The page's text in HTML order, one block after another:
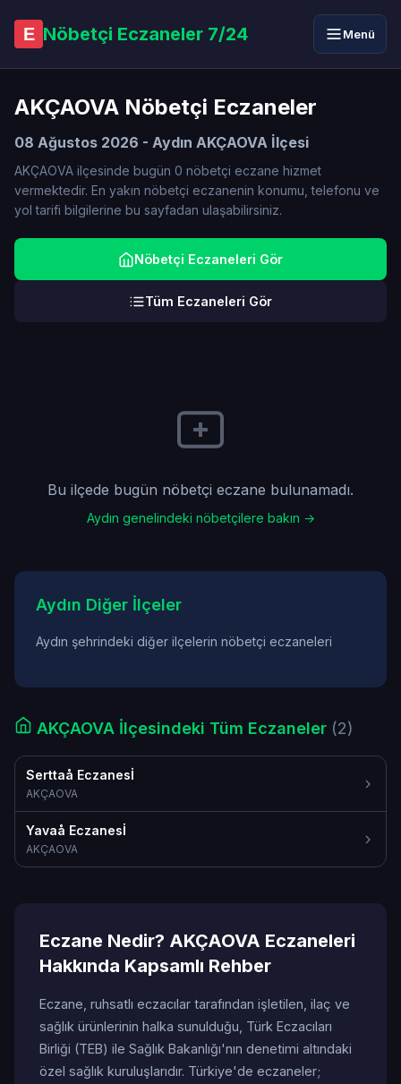
E Nöbetçi Eczaneler 7/24 Menü
AKÇAOVA Nöbetçi Eczaneler
08 Ağustos 2026 - Aydın AKÇAOVA İlçesi
AKÇAOVA ilçesinde bugün 0 nöbetçi eczane hizmet
vermektedir. En yakın nöbetçi eczanenin konumu, telefonu ve
yol tarifi bilgilerine bu sayfadan ulaşabilirsiniz.
Nöbetçi Eczaneleri Gör
Tüm Eczaneleri Gör
Bu ilçede bugün nöbetçi eczane bulunamadı.
Aydın genelindeki nöbetçilere bakın →
Aydın Diğer İlçeler
Aydın şehrindeki diğer ilçelerin nöbetçi eczaneleri
AKÇAOVA İlçesindeki Tüm Eczaneler (2)
Serttaå Eczanesİ
AKÇAOVA
Yavaå Eczanesİ
AKÇAOVA
Eczane Nedir? AKÇAOVA Eczaneleri
Hakkında Kapsamlı Rehber
Eczane, ruhsatlı eczacılar tarafından işletilen, ilaç ve
sağlık ürünlerinin halka sunulduğu, Türk Eczacıları
Birliği (TEB) ile Sağlık Bakanlığı'nın denetimi altındaki
özel sağlık kuruluşlarıdır. Türkiye'de eczaneler;